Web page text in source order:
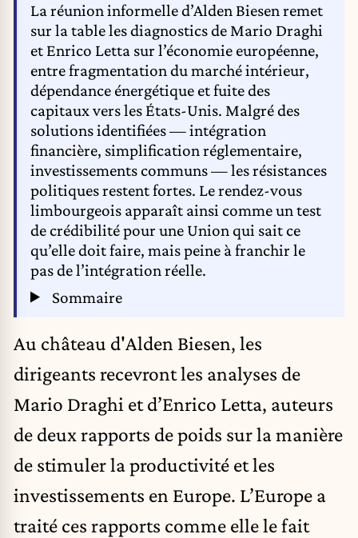
La réunion informelle d’Alden Biesen remet
sur la table les diagnostics de Mario Draghi
et Enrico Letta sur l’économie européenne,
entre fragmentation du marché intérieur,
dépendance énergétique et fuite des
capitaux vers les États-Unis. Malgré des
solutions identifiées — intégration
financière, simplification réglementaire,
investissements communs — les résistances
politiques restent fortes. Le rendez-vous
limbourgeois apparaît ainsi comme un test
de crédibilité pour une Union qui sait ce
qu’elle doit faire, mais peine à franchir le
pas de l’intégration réelle.
Sommaire
Au château d'Alden Biesen, les
dirigeants recevront les analyses de
Mario Draghi et d’Enrico Letta, auteurs
de deux rapports de poids sur la manière
de stimuler la productivité et les
investissements en Europe. L’Europe a
traité ces rapports comme elle le fait